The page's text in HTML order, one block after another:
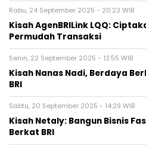
Rabu, 24 September 2025 - 20:23 WIB
Kisah AgenBRILink LQQ:
Permudah Transaksi
Senin, 22 September 2025 - 12:55 WIB
Kisah Nanas Nadi, Berdaya
BRI
Sabtu, 20 September 2025 - 14:29 WIB
Kisah Netaly: Bangun Bisnis
Berkat BRI